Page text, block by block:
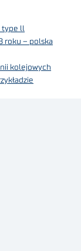
type ll
roku – polska
kolejowych